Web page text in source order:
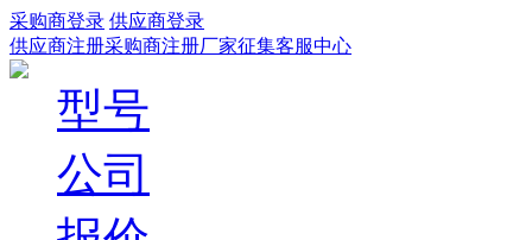
采购商登录 供应商登录
供应商注册采购商注册厂家征集客服中心
型号
公司